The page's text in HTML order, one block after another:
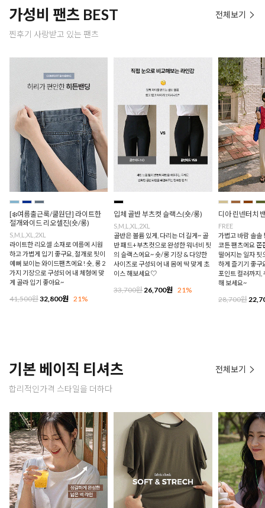
가성비 팬츠 BEST
찐후기 사랑받고 있는 팬츠
전체보기
[❄️여름출근룩/쿨원단] 라이트한
절개와이드 리오셀진(숏/롱)
S,M,L,XL,2XL
라이트한 리오셀 소재로 여름에 시원
하고 가볍게 입기 좋구요, 절개로 핏이
예뻐 보이는 와이드팬츠에요! 숏, 롱 2
가지 기장으로 구성되어 내 체형에 맞
게 골라 입기 좋아요~
41,500원32,800원 21%
입체 골반 부츠컷 슬랙스(숏/롱)
S,M,L,XL,2XL
골반은 볼륨 있게, 다리는 더 길게~ 골
반 패드+부츠컷으로 완성한 워너비 핏
의 슬랙스에요~ 숏/롱 기장 & 다양한
사이즈로 구성되어 내 몸에 딱 맞게 초
이스 해보세요♡
33,700원26,700원 21%
디아 린넨터치
FREE
가볍고 바람 솔솔
코튼 팬츠에요 쫀
떨어지는 일자 핏
하게 즐기기 좋구
포인트 컬러까지,
해 보세요~
28,700원
기본 베이직 티셔츠
합리적인가격 스타일을 더하다
전체보기